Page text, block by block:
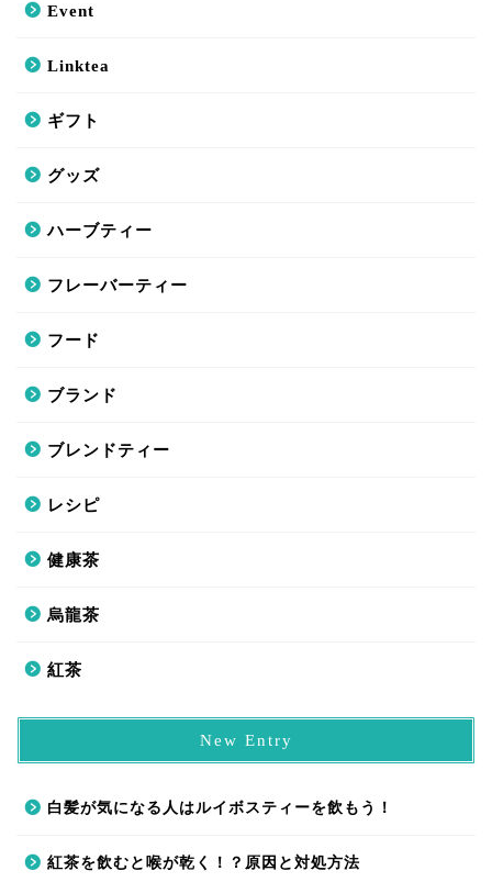
Event
Linktea
ギフト
グッズ
ハーブティー
フレーバーティー
フード
ブランド
ブレンドティー
レシピ
健康茶
烏龍茶
紅茶
New Entry
白髪が気になる人はルイボスティーを飲もう！
紅茶を飲むと喉が乾く！？原因と対処方法